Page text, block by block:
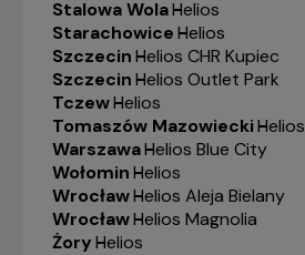
Stalowa Wola-
Helios
Starachowice-
Helios
Szczecin-
Helios CHR Kupiec
Szczecin-
Helios Outlet Park
Tczew-
Helios
Tomaszów Mazowiecki-
Helios
Warszawa-
Helios Blue City
Wołomin-
Helios
Wrocław-
Helios Aleja Bielany
Wrocław-
Helios Magnolia
Żory-
Helios